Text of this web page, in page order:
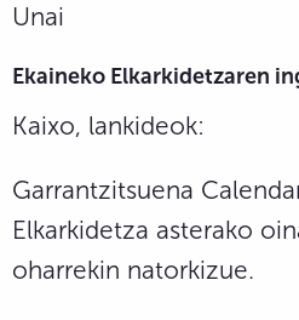
Unai
Ekaineko Elkarkidetzaren
Kaixo, lankideok:
Garrantzitsuena
Elkarkidetza asterako
oharrekin natorkizue.